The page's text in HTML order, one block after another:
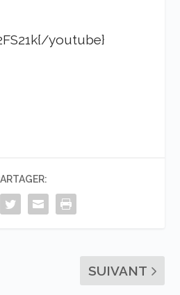
youtube}
SUIVANT